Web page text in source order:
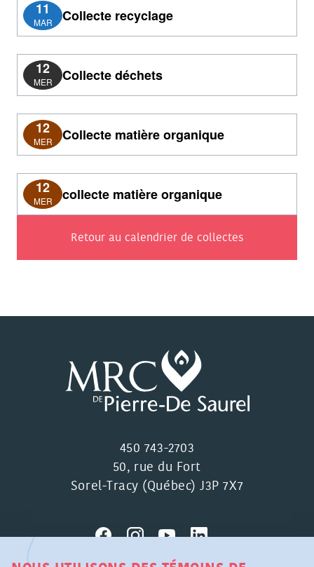
11
MAR Collecte recyclage
12
MER Collecte déchets
12
MER Collecte matière organique
12
MER collecte matière organique
Retour au calendrier de collectes
450 743-2703
50, rue du Fort
Sorel-Tracy (Québec) J3P 7X7